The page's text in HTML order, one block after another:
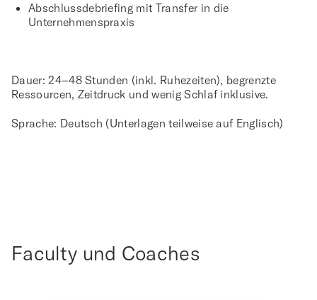
Abschlussdebriefing mit Transfer in die
Unternehmenspraxis
Dauer: 24–48 Stunden (inkl. Ruhezeiten), begrenzte
Ressourcen, Zeitdruck und wenig Schlaf inklusive.
Sprache: Deutsch (Unterlagen teilweise auf Englisch)
Faculty und Coaches